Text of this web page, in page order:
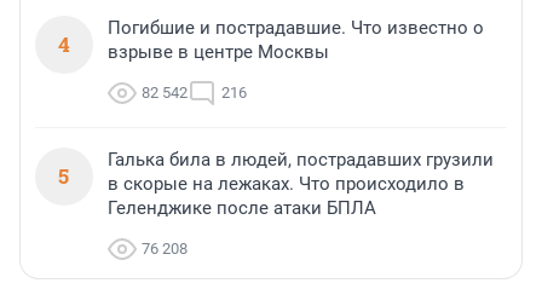
4
Погибшие и пострадавшие. Что известно о
взрыве в центре Москвы
82 542 216
5
Галька била в людей, пострадавших грузили
в скорые на лежаках. Что происходило в
Геленджике после атаки БПЛА
76 208